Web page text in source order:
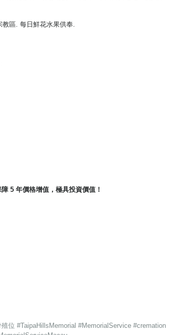
區. 每日鮮花水果供奉.
5 年價格增值，極具投資價值！
殖位 #TaipaHillsMemorial #MemorialService #cremation